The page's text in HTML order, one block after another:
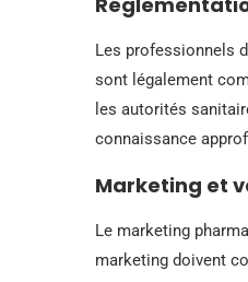
Les professionnels
sont légalement
les autorités
connaissance
Marketing et
Le marketing
marketing doivent